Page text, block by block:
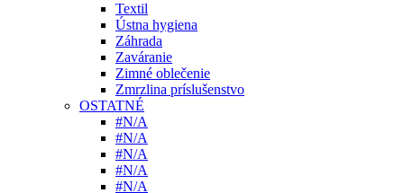
Textil
Ústna hygiena
Záhrada
Zaváranie
Zimné oblečenie
Zmrzlina príslušenstvo
OSTATNÉ
#N/A
#N/A
#N/A
#N/A
#N/A